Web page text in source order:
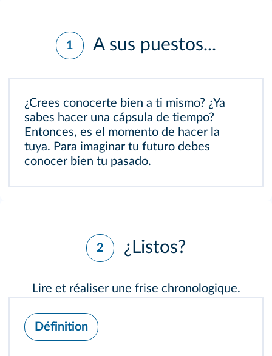
1 A sus puestos...
¿Crees conocerte bien a ti mismo? ¿Ya
sabes hacer una cápsula de tiempo?
Entonces, es el momento de hacer la
tuya. Para imaginar tu futuro debes
conocer bien tu pasado.
2 ¿Listos?
Lire et réaliser une frise chronologique.
Définition